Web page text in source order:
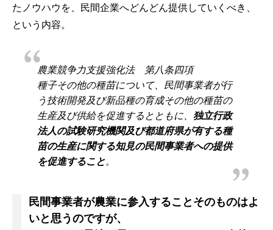
たノウハウを、民間企業へどんどん提供していくべき、
という内容。
農業競争力支援強化法 第八条四項
種子その他の種苗について、民間事業者が行
う技術開発及び新品種の育成その他の種苗の
生産及び供給を促進するとともに、 独立行政
法人の試験研究機関及び都道府県が有する種
苗の生産に関する知見の民間事業者への提供
を促進すること。
民間事業者が農業に参入することそのものはよ
いと思うのですが、